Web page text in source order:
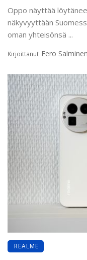
Oppo näyttää
näkyvyyttään
oman yhteisönsä ...
Kirjoittanut Eero Salminen
REALME